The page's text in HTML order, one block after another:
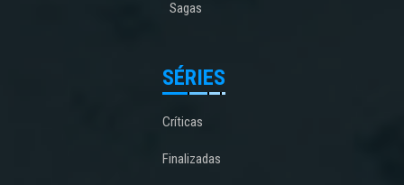
Sagas
SÉRIES
Críticas
Finalizadas